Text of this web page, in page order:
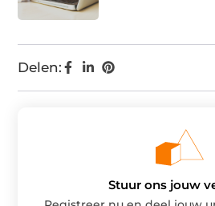
Delen:
Stuur ons jouw